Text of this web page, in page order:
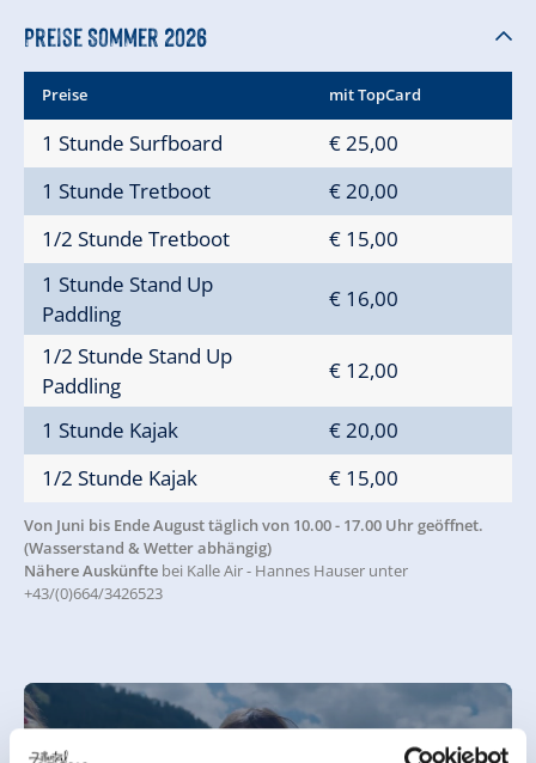
Preise Sommer 2026
Preise mit TopCard
1 Stunde Surfboard
€ 25,00
1 Stunde Tretboot
€ 20,00
1/2 Stunde Tretboot
€ 15,00
1 Stunde Stand Up
Paddling
€ 16,00
1/2 Stunde Stand Up
Paddling
€ 12,00
1 Stunde Kajak
€ 20,00
1/2 Stunde Kajak
€ 15,00
Von Juni bis Ende August täglich von 10.00 - 17.00 Uhr geöffnet.
(Wasserstand & Wetter abhängig)
Nähere Auskünfte bei Kalle Air - Hannes Hauser unter
+43/(0)664/3426523